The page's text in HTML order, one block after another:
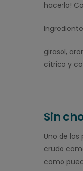
hacerlo!
girasol,
cítrico y
Sin
Uno de
crudo
como